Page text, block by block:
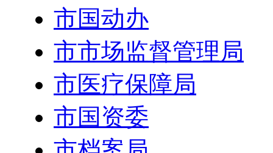
市国动办
市市场监督管理局
市医疗保障局
市国资委